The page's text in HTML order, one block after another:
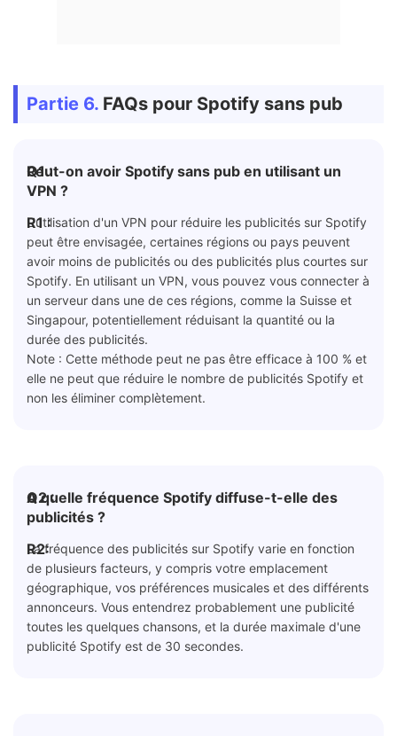
Partie 6. FAQs pour Spotify sans pub
Q1 :
Peut-on avoir Spotify sans pub en utilisant un
VPN ?
R1 :
L'utilisation d'un VPN pour réduire les publicités sur Spotify
peut être envisagée, certaines régions ou pays peuvent
avoir moins de publicités ou des publicités plus courtes sur
Spotify. En utilisant un VPN, vous pouvez vous connecter à
un serveur dans une de ces régions, comme la Suisse et
Singapour, potentiellement réduisant la quantité ou la
durée des publicités.
Note : Cette méthode peut ne pas être efficace à 100 % et
elle ne peut que réduire le nombre de publicités Spotify et
non les éliminer complètement.
Q2 :
A quelle fréquence Spotify diffuse-t-elle des
publicités ?
R2:
La fréquence des publicités sur Spotify varie en fonction
de plusieurs facteurs, y compris votre emplacement
géographique, vos préférences musicales et des différents
annonceurs. Vous entendrez probablement une publicité
toutes les quelques chansons, et la durée maximale d'une
publicité Spotify est de 30 secondes.